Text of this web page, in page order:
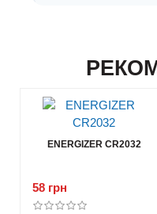
ENERGIZER CR2032
58 грн